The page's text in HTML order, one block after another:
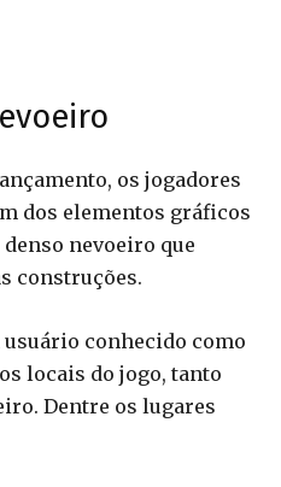
os jogadores
dos elementos gráficos
nevoeiro que
construções.
conhecido como
locais do jogo, tanto
Dentre os lugares